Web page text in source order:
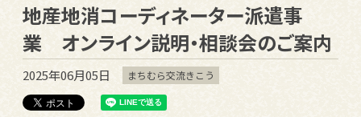
地産地消コーディネーター派遣事
業 オンライン説明・相談会のご案内
2025年06月05日 まちむら交流きこう